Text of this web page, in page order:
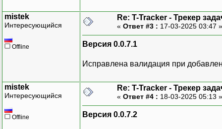
mistek
Интересующийся
Offline
Re: T-Tracker - Трекер
« Ответ #3 : 17-03-2025 03:47
Версия 0.0.7.1
Исправлена валидация при
mistek
Интересующийся
Offline
Re: T-Tracker - Трекер
« Ответ #4 : 18-03-2025 05:13
Версия 0.0.7.2